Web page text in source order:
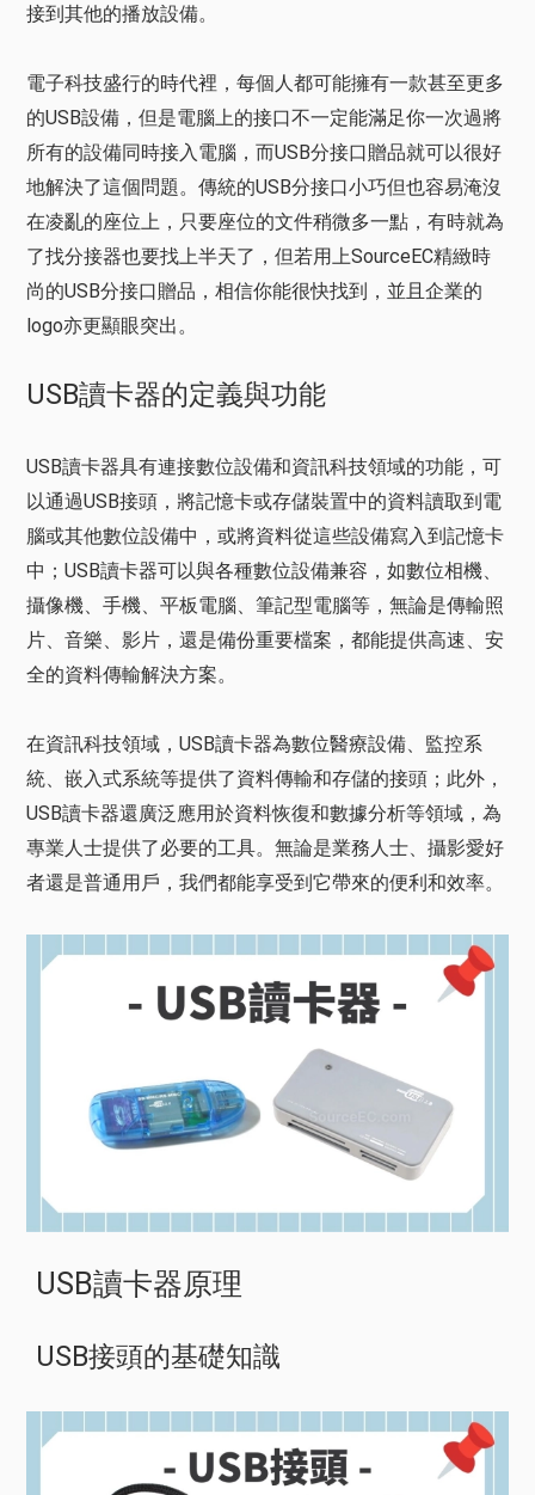
接到其他的播放設備。
電子科技盛行的時代裡，每個人都可能擁有一款甚至更多
的USB設備，但是電腦上的接口不一定能滿足你一次過將
所有的設備同時接入電腦，而USB分接口贈品就可以很好
地解決了這個問題。傳統的USB分接口小巧但也容易淹沒
在凌亂的座位上，只要座位的文件稍微多一點，有時就為
了找分接器也要找上半天了，但若用上SourceEC精緻時
尚的USB分接口贈品，相信你能很快找到，並且企業的
logo亦更顯眼突出。
USB讀卡器的定義與功能
USB讀卡器具有連接數位設備和資訊科技領域的功能，可
以通過USB接頭，將記憶卡或存儲裝置中的資料讀取到電
腦或其他數位設備中，或將資料從這些設備寫入到記憶卡
中；USB讀卡器可以與各種數位設備兼容，如數位相機、
攝像機、手機、平板電腦、筆記型電腦等，無論是傳輸照
片、音樂、影片，還是備份重要檔案，都能提供高速、安
全的資料傳輸解決方案。
在資訊科技領域，USB讀卡器為數位醫療設備、監控系
統、嵌入式系統等提供了資料傳輸和存儲的接頭；此外，
USB讀卡器還廣泛應用於資料恢復和數據分析等領域，為
專業人士提供了必要的工具。無論是業務人士、攝影愛好
者還是普通用戶，我們都能享受到它帶來的便利和效率。
USB讀卡器原理
USB接頭的基礎知識